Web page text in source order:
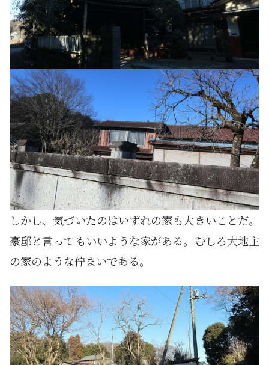
しかし、気づいたのはいずれの家も大きいことだ。
豪邸と言ってもいいような家がある。むしろ大地主
の家のような佇まいである。